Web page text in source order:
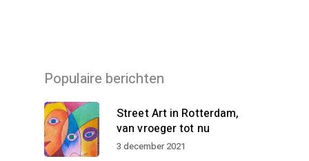
Populaire berichten
Street Art in Rotterdam,
van vroeger tot nu
3 december 2021